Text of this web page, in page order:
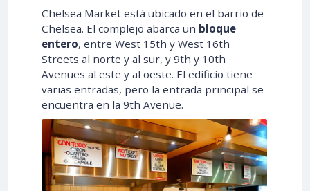
Chelsea Market está ubicado en el barrio de
Chelsea. El complejo abarca un bloque
entero, entre West 15th y West 16th
Streets al norte y al sur, y 9th y 10th
Avenues al este y al oeste. El edificio tiene
varias entradas, pero la entrada principal se
encuentra en la 9th Avenue.